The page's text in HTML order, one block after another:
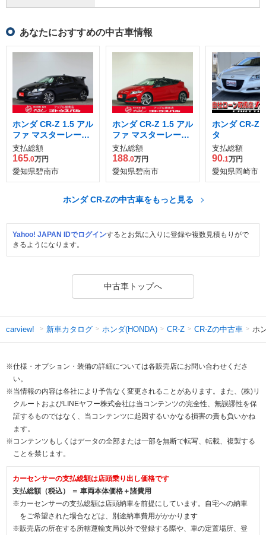
あなたにおすすめの中古車情報
ホンダ CR-Z 1.5 アル
ファ マスターレーベ
ル
支払総額
165.0万円
愛知県碧南市
ホンダ CR-Z 1.5 アル
ファ マスターレーベ
ル 2トーンカラース
タイル
支払総額
188.0万円
愛知県碧南市
ホンダ CR-Z
タ
支払総額
90.1万円
愛知県岡崎市
ホンダ CR-Zの中古車をもっと見る
Yahoo! JAPAN IDでログインするとお気に入りに登録や複数見積もりがで
きるようになります。
中古車トップへ
carview! 新車カタログ ホンダ(HONDA) CR-Z CR-Zの中古車 ホ
※仕様・オプション・装備の詳細については各販売店にお問い合わせくださ
い。
※当情報の内容は各社により予告なく変更されることがあります。また、(株)リ
クルートおよびLINEヤフー株式会社は当コンテンツの完全性、無誤謬性を保
証するものではなく、当コンテンツに起因するいかなる損害の責も負いかね
ます。
※コンテンツもしくはデータの全部または一部を無断で転写、転載、複製する
ことを禁じます。
カーセンサーの支払総額は店頭乗り出し価格です
支払総額（税込） ＝ 車両本体価格＋諸費用
※カーセンサーの支払総額は店頭納車を前提にしています。自宅への納車
をご希望された場合などは、別途納車費用がかかります
※販売店の所在する所轄運輸支局以外で登録する際や、車の定置場所、登